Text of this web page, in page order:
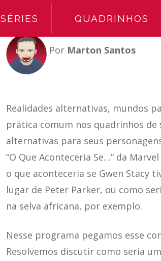
SÉRIES QUADRINHOS
Por Marton Santos
Realidades alternativas, mundos
prática comum nos quadrinhos
alternativas para seus
“O Que Aconteceria Se…” da
o que aconteceria se Gwen Stacy
lugar de Peter Parker, ou como
na selva africana, por exemplo.
Nesse programa pegamos esse
Resolvemos discutir como seria